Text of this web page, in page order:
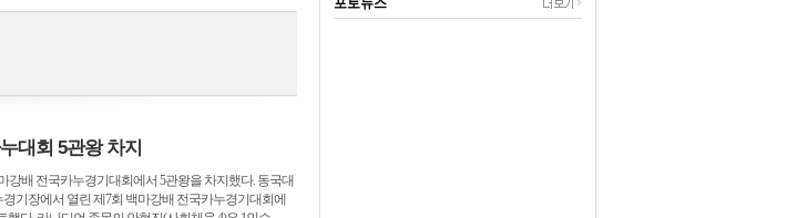
대회 5관왕 차지
강배 전국카누경기대회에서 5관왕을 차지했다. 동국대
기장에서 열린 제7회 백마강배 전국카누경기대회에
포토뉴스